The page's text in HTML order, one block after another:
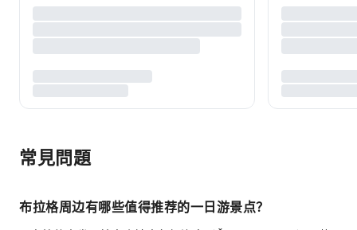
常見問題
布拉格周边有哪些值得推荐的一日游景点？